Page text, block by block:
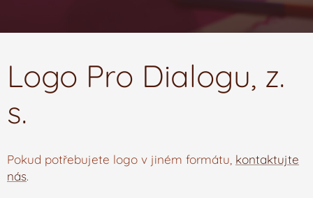
Logo Pro Dialogu, z.
s.
Pokud potřebujete logo v jiném formátu, kontaktujte
nás.